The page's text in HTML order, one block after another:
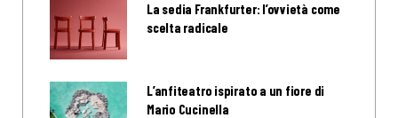
La sedia Frankfurter: l’ovvietà come
scelta radicale
L’anfiteatro ispirato a un fiore di
Mario Cucinella